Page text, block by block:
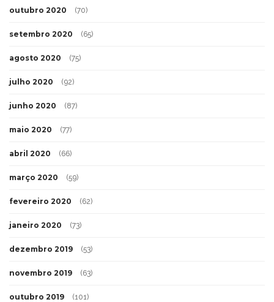
outubro 2020 (70)
setembro 2020 (65)
agosto 2020 (75)
julho 2020 (92)
junho 2020 (87)
maio 2020 (77)
abril 2020 (66)
março 2020 (59)
fevereiro 2020 (62)
janeiro 2020 (73)
dezembro 2019 (53)
novembro 2019 (63)
outubro 2019 (101)